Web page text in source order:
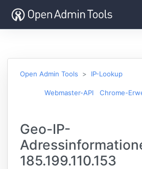
Open Admin Tools IP-Lookup
Webmaster-API Chrome-
Geo-IP-
185.199.110.153